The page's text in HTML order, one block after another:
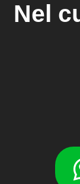
Nel